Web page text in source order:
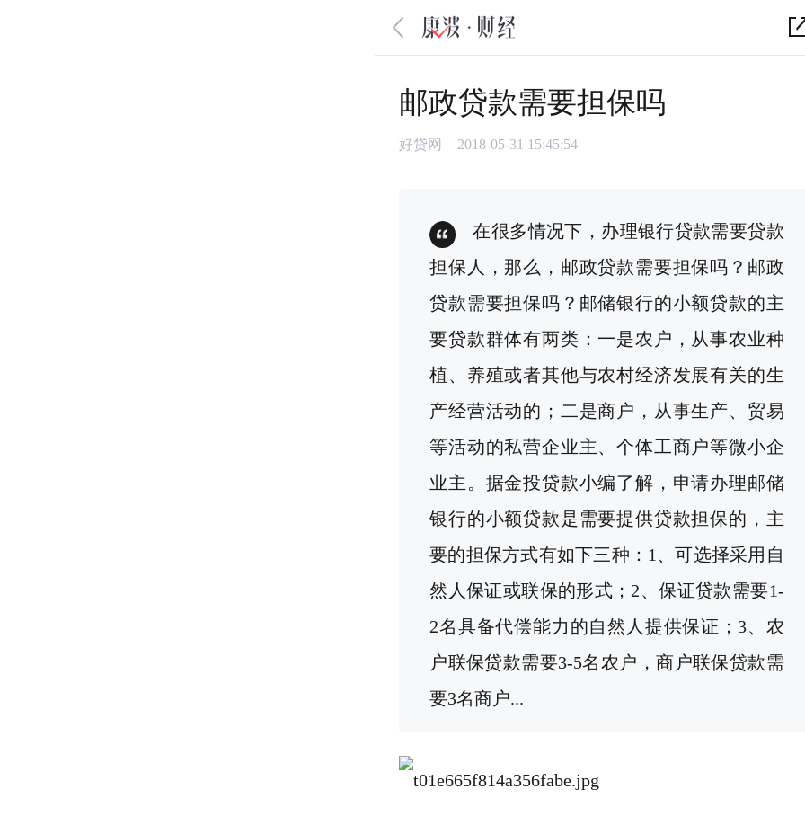
邮政贷款需要担保吗
好贷网 2018-05-31 15:45:54
在很多情况下，办理银行贷款需要贷款
担保人，那么，邮政贷款需要担保吗？邮政
贷款需要担保吗？邮储银行的小额贷款的主
要贷款群体有两类：一是农户，从事农业种
植、养殖或者其他与农村经济发展有关的生
产经营活动的；二是商户，从事生产、贸易
等活动的私营企业主、个体工商户等微小企
业主。据金投贷款小编了解，申请办理邮储
银行的小额贷款是需要提供贷款担保的，主
要的担保方式有如下三种：1、可选择采用自
然人保证或联保的形式；2、保证贷款需要1-
2名具备代偿能力的自然人提供保证；3、农
户联保贷款需要3-5名农户，商户联保贷款需
要3名商户...